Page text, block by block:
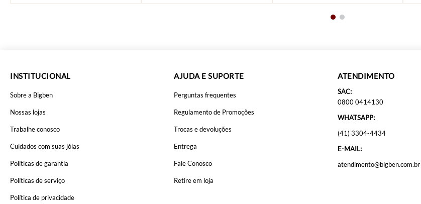
INSTITUCIONAL
Sobre a Bigben
Nossas lojas
Trabalhe conosco
Cuidados com suas jóias
Políticas de garantia
Políticas de serviço
Política de privacidade
AJUDA E SUPORTE
Perguntas frequentes
Regulamento de Promoções
Trocas e devoluções
Entrega
Fale Conosco
Retire em loja
ATENDIMENTO
SAC:
0800 0414130
WHATSAPP:
(41) 3304-4434
E-MAIL:
atendimento@bigben.com.br